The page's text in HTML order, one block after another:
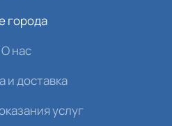
города
О нас
и доставка
услуг